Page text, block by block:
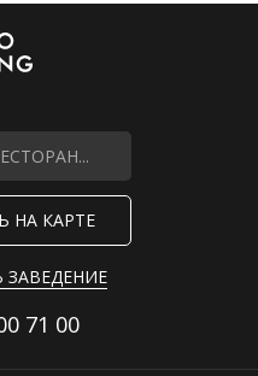
НА КАРТЕ
71 00